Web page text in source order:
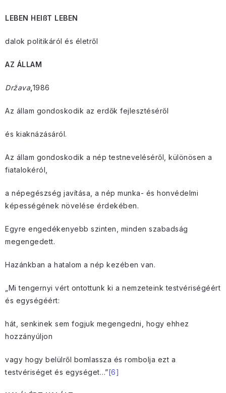
LEBEN HEIßT LEBEN
dalok politikáról és életről
AZ ÁLLAM
Država, 1986
Az állam gondoskodik az erdők fejlesztéséről
és kiaknázásáról.
Az állam gondoskodik a nép testneveléséről, különösen a
fiatalokéról,
a népegészség javítása, a nép munka- és honvédelmi
képességének növelése érdekében.
Egyre engedékenyebb szinten, minden szabadság
megengedett.
Hazánkban a hatalom a nép kezében van.
„Mi tengernyi vért ontottunk ki a nemzeteink testvériségéért
és egységéért:
hát, senkinek sem fogjuk megengedni, hogy ehhez
hozzányúljon
vagy hogy belülről bomlassza és rombolja ezt a
testvériséget és egységet…”[6]